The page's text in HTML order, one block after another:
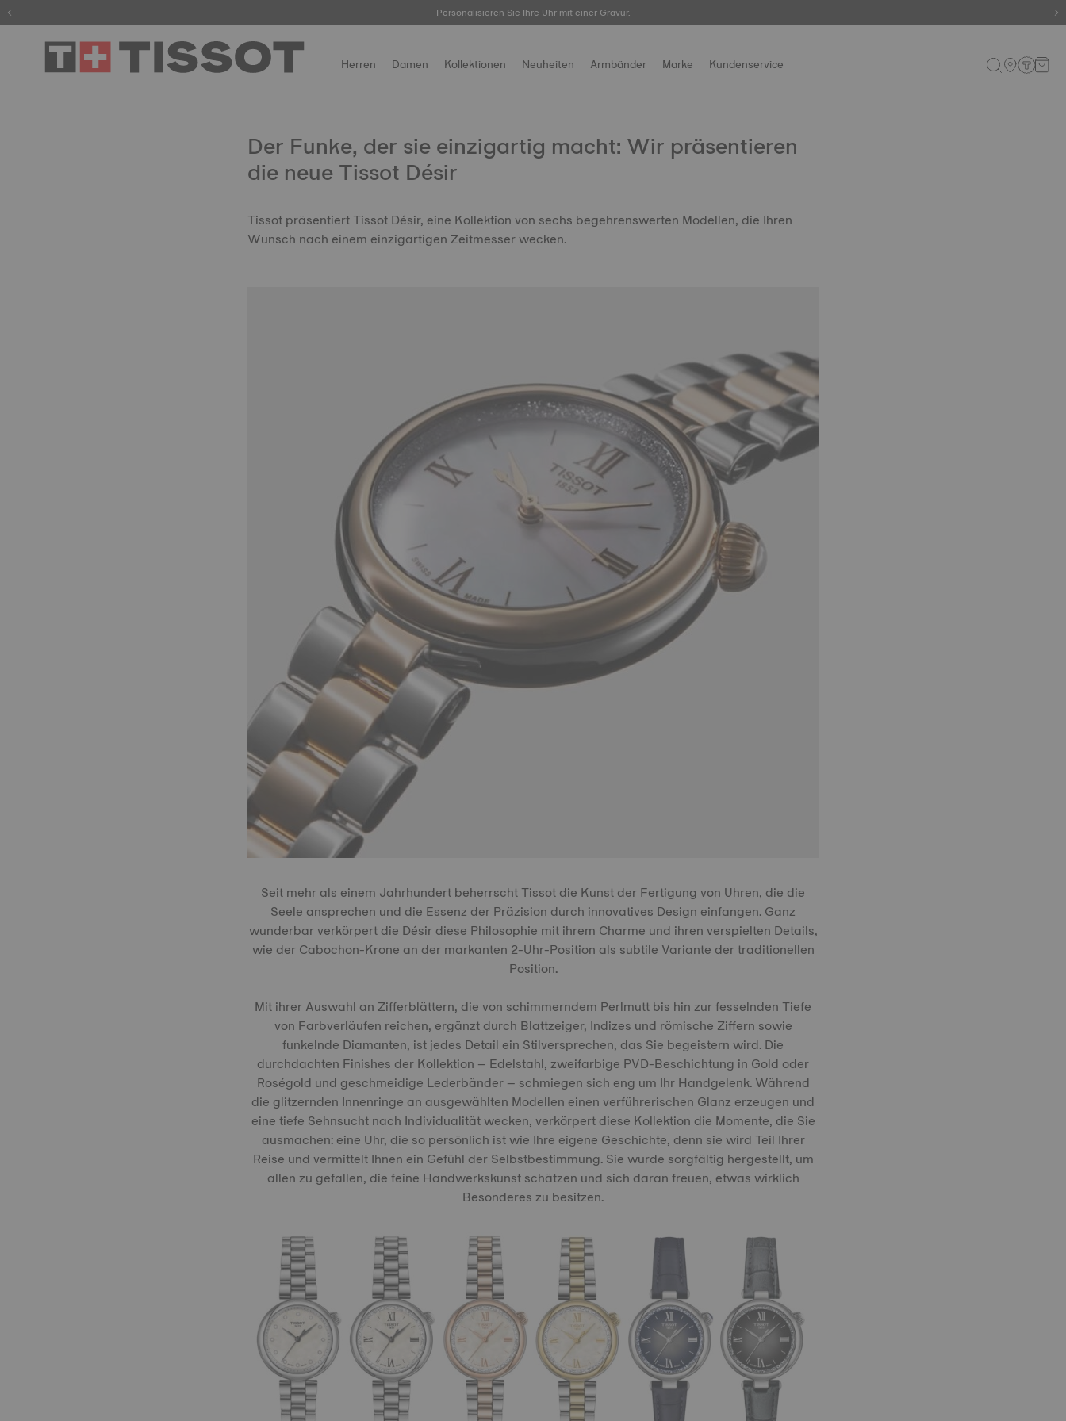
Personalisieren Sie Ihre Uhr mit einerGravur.
Registrieren Sie Ihre Uhrhier.
Herren Damen Kollektionen Neuheiten Armbänder Marke Kundenservice
Der Funke, der sie einzigartig macht: Wir präsentieren
die neue Tissot Désir
Tissot präsentiert Tissot Désir, eine Kollektion von sechs begehrenswerten Modellen, die Ihren
Wunsch nach einem einzigartigen Zeitmesser wecken.
Seit mehr als einem Jahrhundert beherrscht Tissot die Kunst der Fertigung von Uhren, die die
Seele ansprechen und die Essenz der Präzision durch innovatives Design einfangen. Ganz
wunderbar verkörpert die Désir diese Philosophie mit ihrem Charme und ihren verspielten Details,
wie der Cabochon-Krone an der markanten 2-Uhr-Position als subtile Variante der traditionellen
Position.
Mit ihrer Auswahl an Zifferblättern, die von schimmerndem Perlmutt bis hin zur fesselnden Tiefe
von Farbverläufen reichen, ergänzt durch Blattzeiger, Indizes und römische Ziffern sowie
funkelnde Diamanten, ist jedes Detail ein Stilversprechen, das Sie begeistern wird. Die
durchdachten Finishes der Kollektion – Edelstahl, zweifarbige PVD-Beschichtung in Gold oder
Roségold und geschmeidige Lederbänder – schmiegen sich eng um Ihr Handgelenk. Während
die glitzernden Innenringe an ausgewählten Modellen einen verführerischen Glanz erzeugen und
eine tiefe Sehnsucht nach Individualität wecken, verkörpert diese Kollektion die Momente, die Sie
ausmachen: eine Uhr, die so persönlich ist wie Ihre eigene Geschichte, denn sie wird Teil Ihrer
Reise und vermittelt Ihnen ein Gefühl der Selbstbestimmung. Sie wurde sorgfältig hergestellt, um
allen zu gefallen, die feine Handwerkskunst schätzen und sich daran freuen, etwas wirklich
Besonderes zu besitzen.